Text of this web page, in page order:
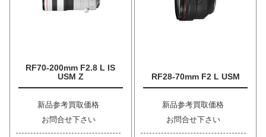
RF70-200mm F2.8 L IS
USM Z
新品参考買取価格
お問合せ下さい
RF28-70mm F2 L USM
新品参考買取価格
お問合せ下さい